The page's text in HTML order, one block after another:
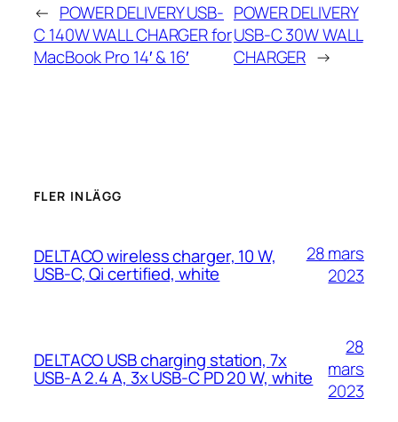
← POWER DELIVERY USB-
C 140W WALL CHARGER for
MacBook Pro 14′ & 16′
POWER DELIVERY
USB-C 30W WALL
CHARGER →
FLER INLÄGG
DELTACO wireless charger, 10 W,
USB-C, Qi certified, white
28 mars
2023
DELTACO USB charging station, 7x
USB-A 2.4 A, 3x USB-C PD 20 W, white
28
mars
2023